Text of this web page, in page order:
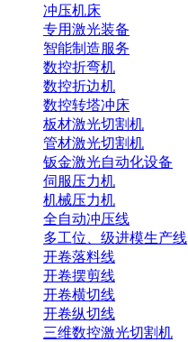
冲压机床
专用激光装备
智能制造服务
数控折弯机
数控折边机
数控转塔冲床
板材激光切割机
管材激光切割机
钣金激光自动化设备
伺服压力机
机械压力机
全自动冲压线
多工位、级进模生产线
开卷落料线
开卷摆剪线
开卷横切线
开卷纵切线
三维数控激光切割机